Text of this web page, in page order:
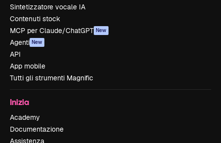
Sintetizzatore vocale IA
Contenuti stock
MCP per Claude/ChatGPT New
Agenti New
API
App mobile
Tutti gli strumenti Magnific
Inizia
Academy
Documentazione
Assistenza